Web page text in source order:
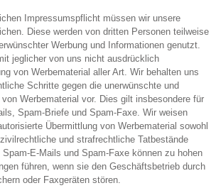
Impressumspflicht müssen wir unsere
Diese werden von dritten Personen teilweise
Werbung und Informationen genutzt.
jeglicher von uns nicht ausdrücklich
von Werbematerial aller Art. Wir behalten uns
Schritte gegen die unerwünschte und
Werbematerial vor. Dies gilt insbesondere für
Spam-Briefe und Spam-Faxe. Wir weisen
Übermittlung von Werbematerial sowohl
und strafrechtliche Tatbestände
E-Mails und Spam-Faxe können zu hohen
führen, wenn sie den Geschäftsbetrieb durch
oder Faxgeräten stören.